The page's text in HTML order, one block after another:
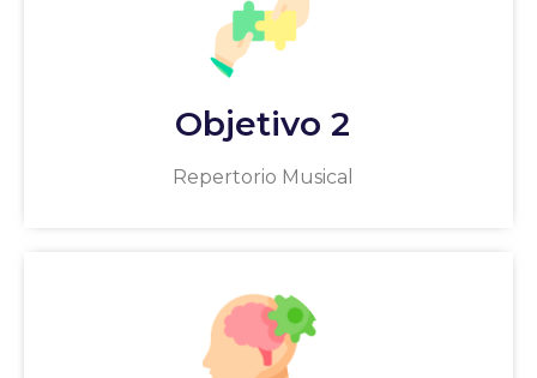
Objetivo 2
Repertorio Musical